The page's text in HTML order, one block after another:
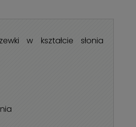
w kształcie słonia